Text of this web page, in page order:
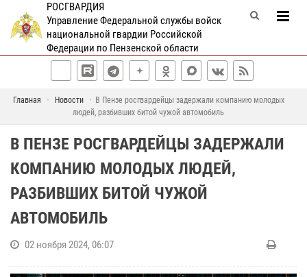
РОСГВАРДИЯ
Управление Федеральной службы войск
национальной гвардии Российской
Федерации по Пензенской области
Главная Новости
В Пензе росгвардейцы задержали компанию молодых
людей, разбивших битой чужой автомобиль
В ПЕНЗЕ РОСГВАРДЕЙЦЫ ЗАДЕРЖАЛИ
КОМПАНИЮ МОЛОДЫХ ЛЮДЕЙ,
РАЗБИВШИХ БИТОЙ ЧУЖОЙ
АВТОМОБИЛЬ
02 ноября 2024, 06:07